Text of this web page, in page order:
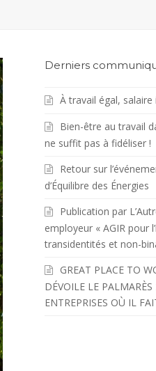
Derniers
À travail égal, salaire
Bien-être au travail
ne suffit pas à fidéliser !
Retour sur
d’Équilibre des Énergies
Publication par
employeur « AGIR pour
transidentités et non-
GREAT PLACE TO
DÉVOILE LE
ENTREPRISES OÙ IL